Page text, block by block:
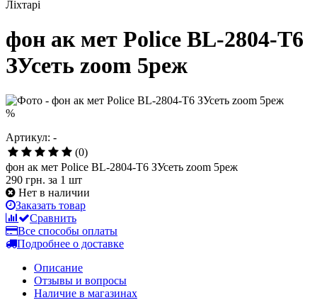
Ліхтарі
фон ак мет Police BL-2804-T6
ЗУсеть zoom 5реж
%
Артикул: -
(0)
фон ак мет Police BL-2804-T6 ЗУсеть zoom 5реж
290 грн. за 1 шт
Нет в наличии
Заказать товар
Сравнить
Все способы оплаты
Подробнее о доставке
Описание
Отзывы и вопросы
Наличие в магазинах